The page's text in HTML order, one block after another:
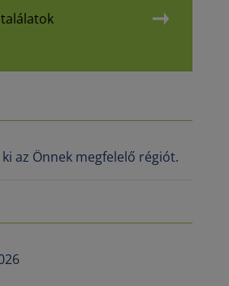
találatok